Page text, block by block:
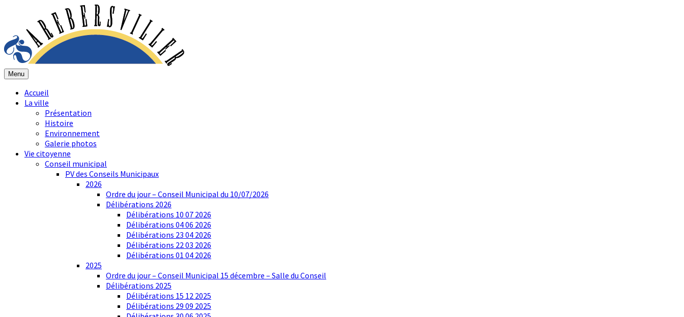
Menu
Accueil
La ville
Présentation
Histoire
Environnement
Galerie photos
Vie citoyenne
Conseil municipal
PV des Conseils Municipaux
2026
Ordre du jour – Conseil Municipal du 10/07/2026
Délibérations 2026
Délibérations 10 07 2026
Délibérations 04 06 2026
Délibérations 23 04 2026
Délibérations 22 03 2026
Délibérations 01 04 2026
2025
Ordre du jour – Conseil Municipal 15 décembre – Salle du Conseil
Délibérations 2025
Délibérations 15 12 2025
Délibérations 29 09 2025